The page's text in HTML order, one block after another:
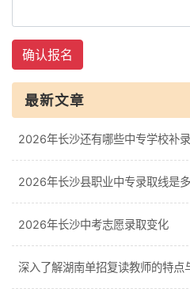
确认报名
最新文章
2026年长沙还有哪些中专学校补录
2026年长沙县职业中专录取线是
2026年长沙中考志愿录取变化
深入了解湖南单招复读教师的特点